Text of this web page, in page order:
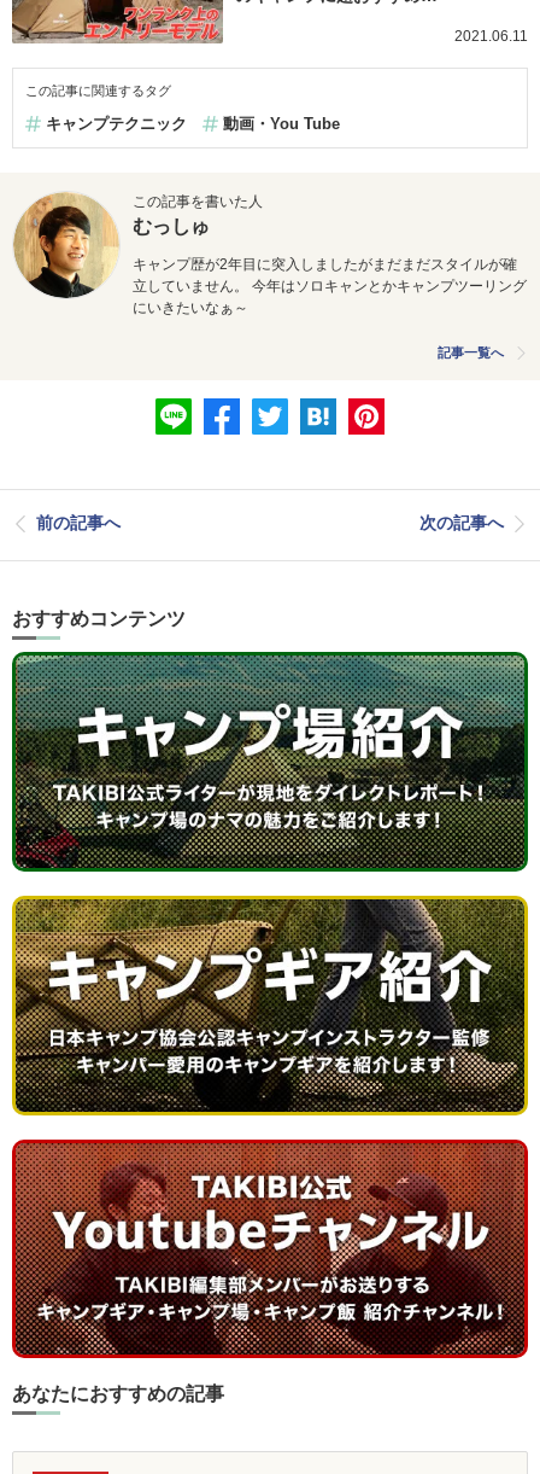
2021.06.11
この記事に関連するタグ
キャンプテクニック 動画・You Tube
この記事を書いた人
むっしゅ
キャンプ歴が2年目に突入しましたがまだまだスタイルが確
立していません。 今年はソロキャンとかキャンプツーリング
にいきたいなぁ～
記事一覧へ
前の記事へ 次の記事へ
おすすめコンテンツ
あなたにおすすめの記事